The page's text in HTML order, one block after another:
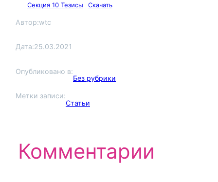
Секция 10 Тезисы
Скачать
Автор:wtc
Дата:25.03.2021
Опубликовано в:
Без рубрики
Метки записи:
Статьи
Комментарии